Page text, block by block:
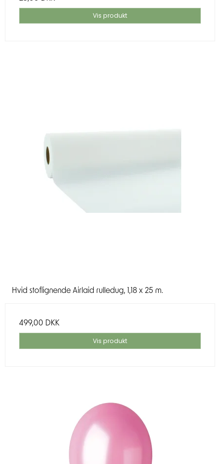
Vis produkt
Hvid stoflignende Airlaid rulledug, 1,18 x 25 m.
499,00 DKK
Vis produkt